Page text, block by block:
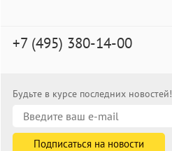
+7 (495) 380-14-00
Будьте в курсе последних новостей!